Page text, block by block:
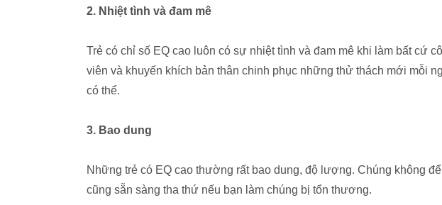
2. Nhiệt tình và đam mê
Trẻ có chỉ số EQ cao luôn có sự nhiệt tình và đam mê khi làm bất cứ
viên và khuyến khích bản thân chinh phục những thử thách mới mỗi
có thể.
3. Bao dung
Những trẻ có EQ cao thường rất bao dung, độ lượng. Chúng không
cũng sẵn sàng tha thứ nếu bạn làm chúng bị tổn thương.